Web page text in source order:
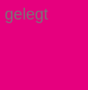
gelegt